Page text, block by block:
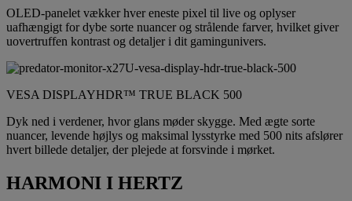
OLED-panelet vækker hver eneste pixel til live og oplyser
uafhængigt for dybe sorte nuancer og strålende farver, hvilket giver
uovertruffen kontrast og detaljer i dit gamingunivers.
VESA DISPLAYHDR™ TRUE BLACK 500
Dyk ned i verdener, hvor glans møder skygge. Med ægte sorte
nuancer, levende højlys og maksimal lysstyrke med 500 nits afslører
hvert billede detaljer, der plejede at forsvinde i mørket.
HARMONI I HERTZ